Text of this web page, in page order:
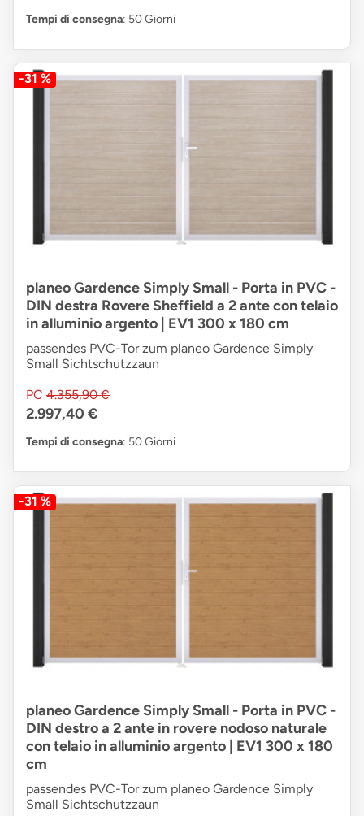
Tempi di consegna: 50 Giorni
-31 %
planeo Gardence Simply Small - Porta in PVC -
DIN destra Rovere Sheffield a 2 ante con telaio
in alluminio argento | EV1 300 x 180 cm
passendes PVC-Tor zum planeo Gardence Simply
Small Sichtschutzzaun
PC 4.355,90 €
2.997,40 €
Tempi di consegna: 50 Giorni
-31 %
planeo Gardence Simply Small - Porta in PVC -
DIN destro a 2 ante in rovere nodoso naturale
con telaio in alluminio argento | EV1 300 x 180
cm
passendes PVC-Tor zum planeo Gardence Simply
Small Sichtschutzzaun